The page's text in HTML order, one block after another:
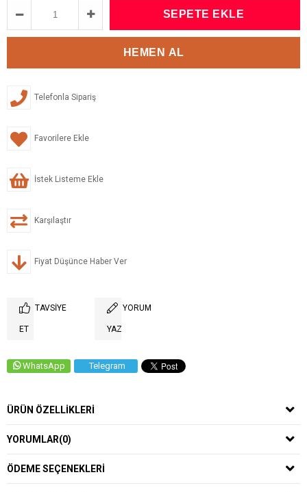
Telefonla Sipariş
Favorilere Ekle
İstek Listeme Ekle
Karşılaştır
Fiyat Düşünce Haber Ver
TAVSIYE
ET
YORUM
YAZ
WhatsApp Telegram
ÜRÜN ÖZELLIKLERI
YORUMLAR(0)
ÖDEME SEÇENEKLERI